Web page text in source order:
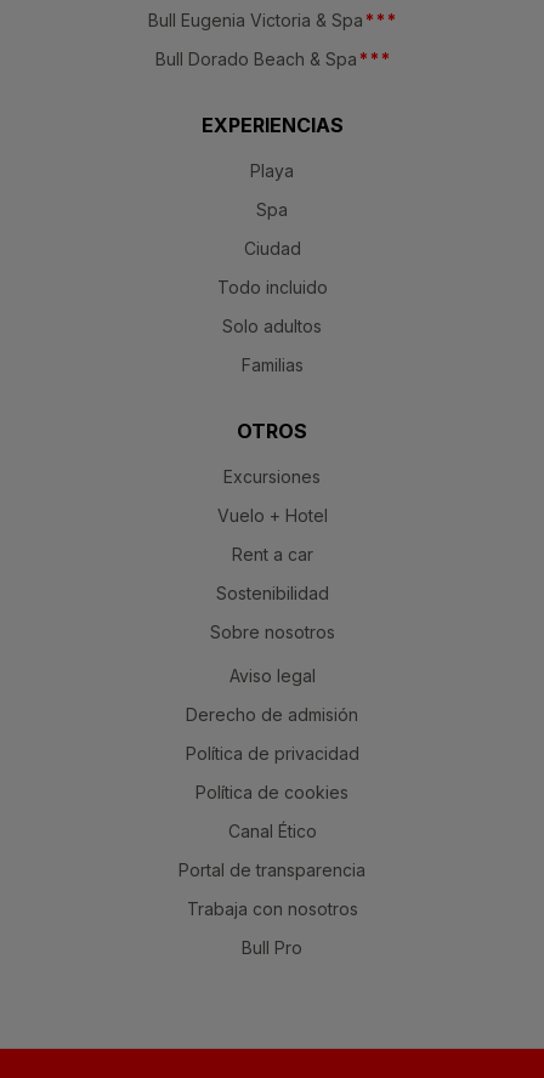
Bull Eugenia Victoria & Spa * * *
Bull Dorado Beach & Spa * * *
EXPERIENCIAS
Playa
Spa
Ciudad
Todo incluido
Solo adultos
Familias
OTROS
Excursiones
Vuelo + Hotel
Rent a car
Sostenibilidad
Sobre nosotros
Aviso legal
Derecho de admisión
Política de privacidad
Política de cookies
Canal Ético
Portal de transparencia
Trabaja con nosotros
Bull Pro